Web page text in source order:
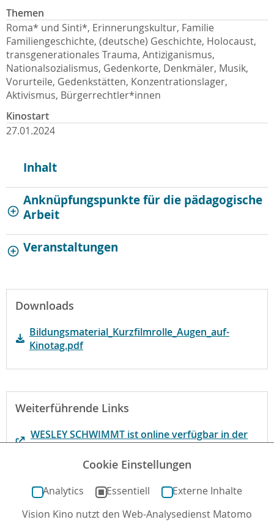
Themen
Roma* und Sinti*, Erinnerungskultur, Familie
Familiengeschichte, (deutsche) Geschichte, Holocaust,
transgenerationales Trauma, Antiziganismus,
Nationalsozialismus, Gedenkorte, Denkmäler, Musik,
Vorurteile, Gedenkstätten, Konzentrationslager,
Aktivismus, Bürgerrechtler*innen
Kinostart
27.01.2024
Inhalt
Anknüpfungspunkte für die pädagogische
Arbeit
Veranstaltungen
Downloads
Bildungsmaterial_Kurzfilmrolle_Augen_auf-
Kinotag.pdf
Weiterführende Links
WESLEY SCHWIMMT ist online verfügbar in der
MENSCHEN KÖNNEN ZWEIMAL STERBEN ist online
Cookie Einstellungen
Analytics Essentiell
Externe Inhalte
Vision Kino nutzt den Web-Analysedienst Matomo